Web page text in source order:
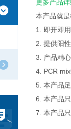
更多产品
本产品就
1. 即开即
2. 提供阳
3. 产品精
4. PCR
5. 本产品
6. 本产品
7. 本产品